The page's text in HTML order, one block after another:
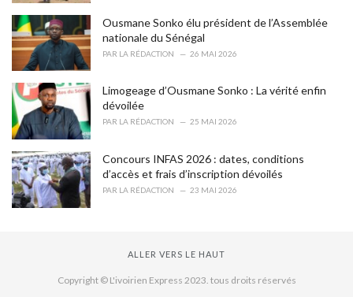
Ousmane Sonko élu président de l’Assemblée
nationale du Sénégal
PAR LA RÉDACTION 26 MAI 2026
Limogeage d’Ousmane Sonko : La vérité enfin
dévoilée
PAR LA RÉDACTION 25 MAI 2026
Concours INFAS 2026 : dates, conditions
d’accès et frais d’inscription dévoilés
PAR LA RÉDACTION 23 MAI 2026
ALLER VERS LE HAUT
Copyright © L'ivoirien Express 2023. tous droits réservés